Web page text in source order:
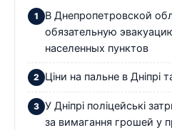
В Днепропетровской
обязательную
населенных пунктов
Ціни на пальне в Дніпрі
У Дніпрі поліцейські
за вимагання грошей у